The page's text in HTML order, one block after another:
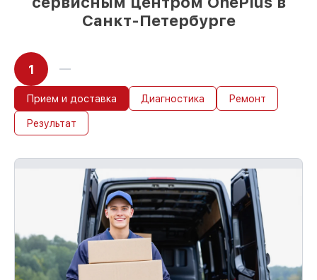
работы
Мы гарантируем аккуратное выполнение
До 36 месяцев на повторное
обслуживание устройств
При наличии гарантийного талона и
чека, мы устраним неисправности
повторно без очереди.
Санкт-Петербурге
1
Прием и доставка Диагностика Ремонт
Результат